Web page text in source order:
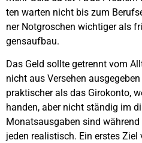
ten war­ten nicht bis zum
ner Not­gro­schen wich­ti­ger als
gens­auf­bau.
Das Geld soll­te getrennt vom
nicht aus Ver­se­hen
prak­ti­scher als das Giro­kon­to,
han­den, aber nicht stän­dig im
Monats­aus­ga­ben sind
jeden rea­lis­tisch. Ein ers­tes